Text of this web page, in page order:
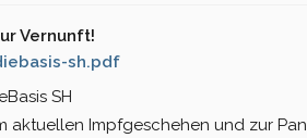
Vernunft!
sh.pdf
SH
aktuellen Impfgeschehen und zur